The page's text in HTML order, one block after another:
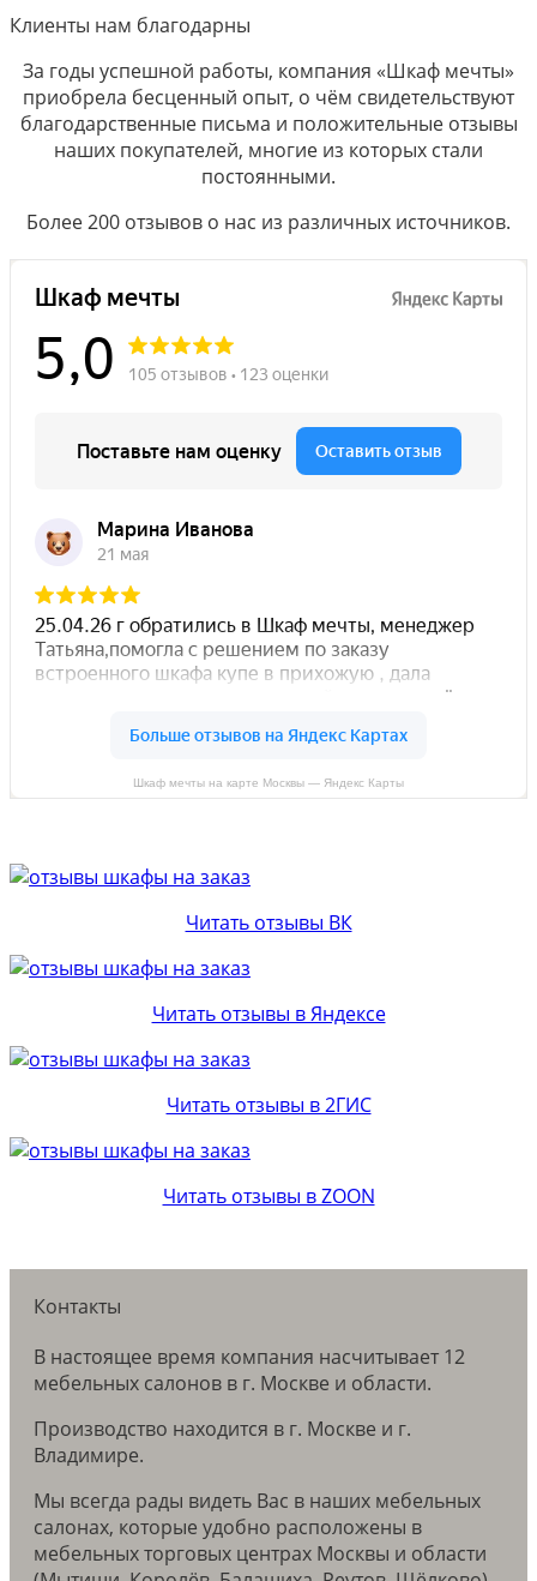
Клиенты нам благодарны
За годы успешной работы, компания «Шкаф мечты»
приобрела бесценный опыт, о чём свидетельствуют
благодарственные письма и положительные отзывы
наших покупателей, многие из которых стали
постоянными.
Более 200 отзывов о нас из различных источников.
Шкаф мечты на карте Москвы — Яндекс Карты
Читать отзывы ВК
Читать отзывы в Яндексе
Читать отзывы в 2ГИС
Читать отзывы в ZOON
Контакты
В настоящее время компания насчитывает 12
мебельных салонов в г. Москве и области.
Производство находится в г. Москве и г.
Владимире.
Мы всегда рады видеть Вас в наших мебельных
салонах, которые удобно расположены в
мебельных торговых центрах Москвы и области